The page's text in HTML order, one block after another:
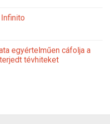
egyértelműen cáfolja a
tévhiteket